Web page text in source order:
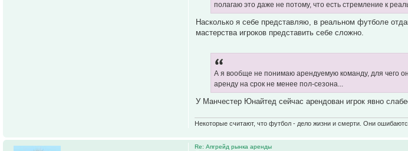
полагаю это даже не потому, что есть стремление к
Насколько я себе представляю, в реальном футболе
мастерства игроков представить себе сложно.
А я вообще не понимаю арендуемую команду, для чего
аренду на срок не менее пол-сезона...
У Манчестер Юнайтед сейчас арендован игрок явно
Некоторые считают, что футбол - дело жизни и смерти. Они
Re: Апгрейд рынка аренды